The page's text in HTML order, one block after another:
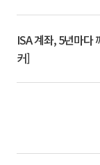
ISA 계좌, 5년마다
커]